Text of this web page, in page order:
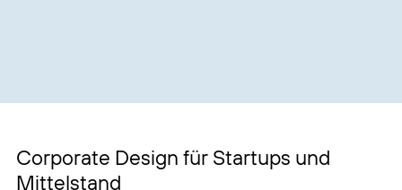
Corporate Design für Startups und
Mittelstand